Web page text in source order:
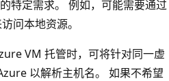
特定需求。 例如，可能需要通过
问本地资源。
VM 托管时，可将针对同一虚
以解析主机名。 如果不希望